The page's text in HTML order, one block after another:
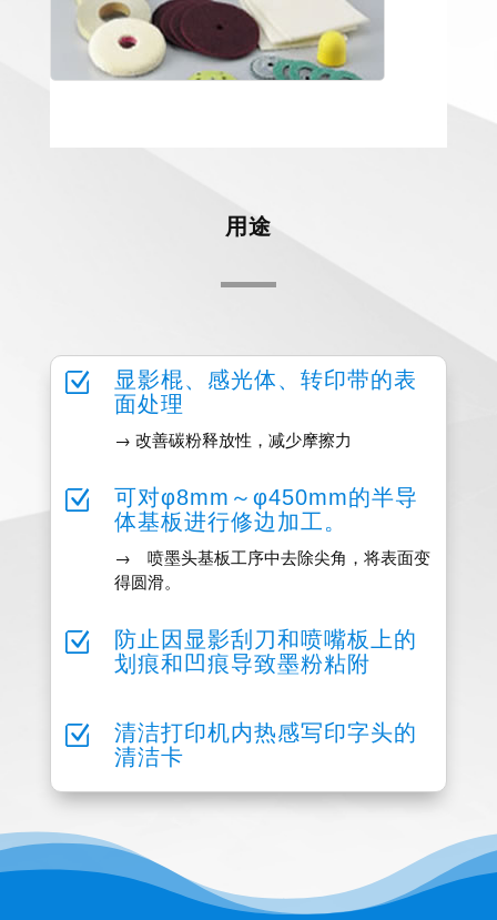
用途
Z
显影棍、感光体、转印带的表
面处理
→ 改善碳粉释放性，减少摩擦力
Z
可对φ8mm～φ450mm的半导
体基板进行修边加工。
→ 喷墨头基板工序中去除尖角，将表面变
得圆滑。
Z
防止因显影刮刀和喷嘴板上的
划痕和凹痕导致墨粉粘附
Z
清洁打印机内热感写印字头的
清洁卡